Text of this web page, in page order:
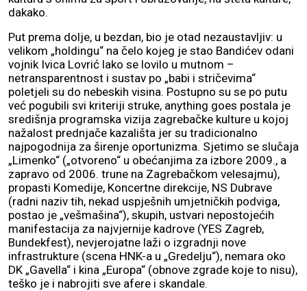
dakako.
Put prema dolje, u bezdan, bio je otad nezaustavljiv: u
velikom „holdingu“ na čelo kojeg je stao Bandićev odani
vojnik Ivica Lovrić lako se lovilo u mutnom –
netransparentnost i sustav po „babi i stričevima“
poletjeli su do nebeskih visina. Postupno su se po putu
već pogubili svi kriteriji struke, anything goes postala je
središnja programska vizija zagrebačke kulture u kojoj
nažalost prednjače kazališta jer su tradicionalno
najpogodnija za širenje oportunizma. Sjetimo se slučaja
„Limenko“ („otvoreno“ u obećanjima za izbore 2009., a
zapravo od 2006. trune na Zagrebačkom velesajmu),
propasti Komedije, Koncertne direkcije, NS Dubrave
(radni naziv tih, nekad uspješnih umjetničkih podviga,
postao je „vešmašina“), skupih, ustvari nepostojećih
manifestacija za najvjernije kadrove (YES Zagreb,
Bundekfest), nevjerojatne laži o izgradnji nove
infrastrukture (scena HNK-a u „Gredelju“), nemara oko
DK „Gavella“ i kina „Europa“ (obnove zgrade koje to nisu),
teško je i nabrojiti sve afere i skandale.